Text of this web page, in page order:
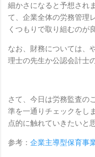
細かさになると予想され
て、企業全体の労務管理
くつもりで取り組むのが
なお、財務については、
理士の先生か公認会計士
さて、今日は労務監査の
準を一通りチェックをし
点的に触れていきたいと
参考： 企業主導型保育事